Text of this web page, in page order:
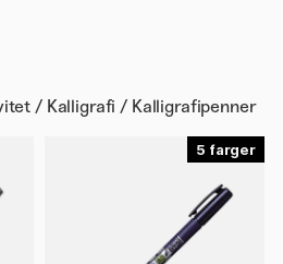
/ Kalligrafi / Kalligrafipenner
5